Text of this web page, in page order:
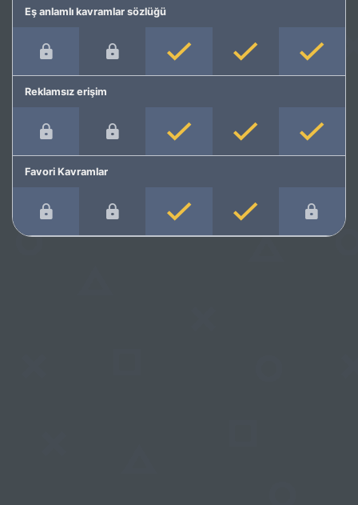
Eş anlamlı kavramlar sözlüğü
Reklamsız erişim
Favori Kavramlar